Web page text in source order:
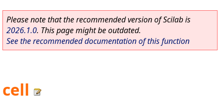
Please note that the recommended version of Scilab is
2026.1.0. This page might be outdated.
See the recommended documentation of this function
cell